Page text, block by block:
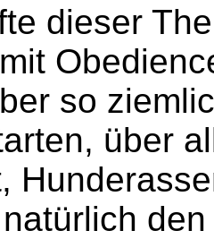
dieser
so
über